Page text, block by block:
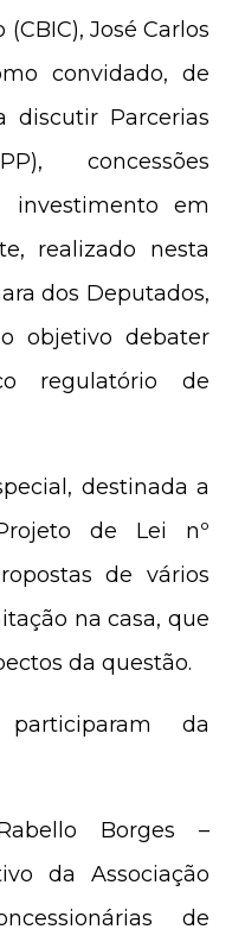
José Carlos
convidado, de
discutir Parcerias
concessões
em
realizado nesta
dos Deputados,
objetivo debater
regulatório de
destinada a
de Lei nº
de vários
na casa, que
da questão.
da
Borges –
da Associação
de